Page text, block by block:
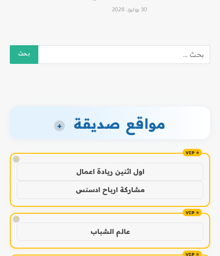
30 يوليو، 2026
مواقع صديقة +
!
اول اثنين ريادة اعمال
مشاركة ارباح ادسنس
!
عالم الشباب